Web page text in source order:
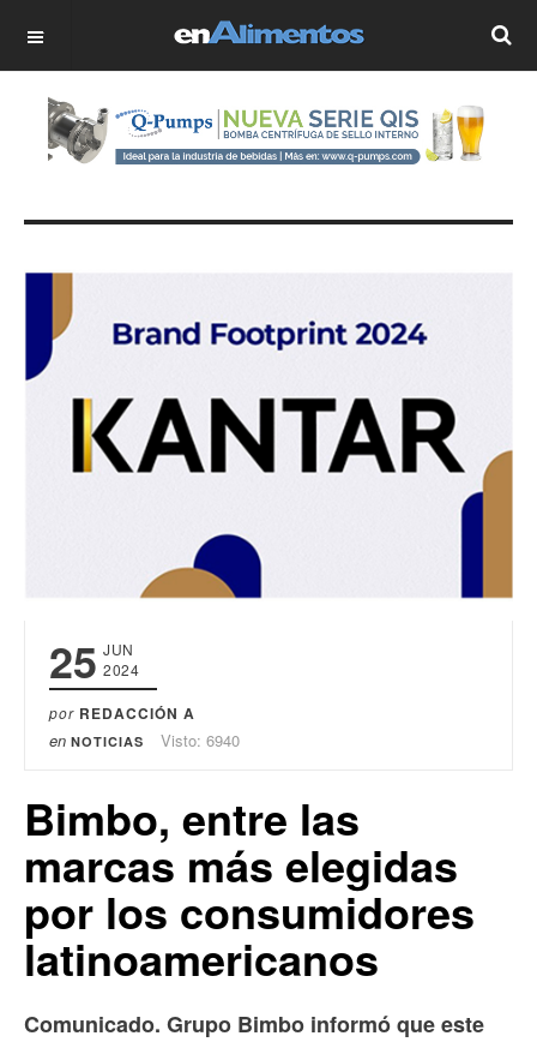
OFF CANVAS
25 JUN
2024
por REDACCIÓN A
en NOTICIAS Visto: 6940
Bimbo, entre las
marcas más elegidas
por los consumidores
latinoamericanos
Comunicado. Grupo Bimbo informó que este